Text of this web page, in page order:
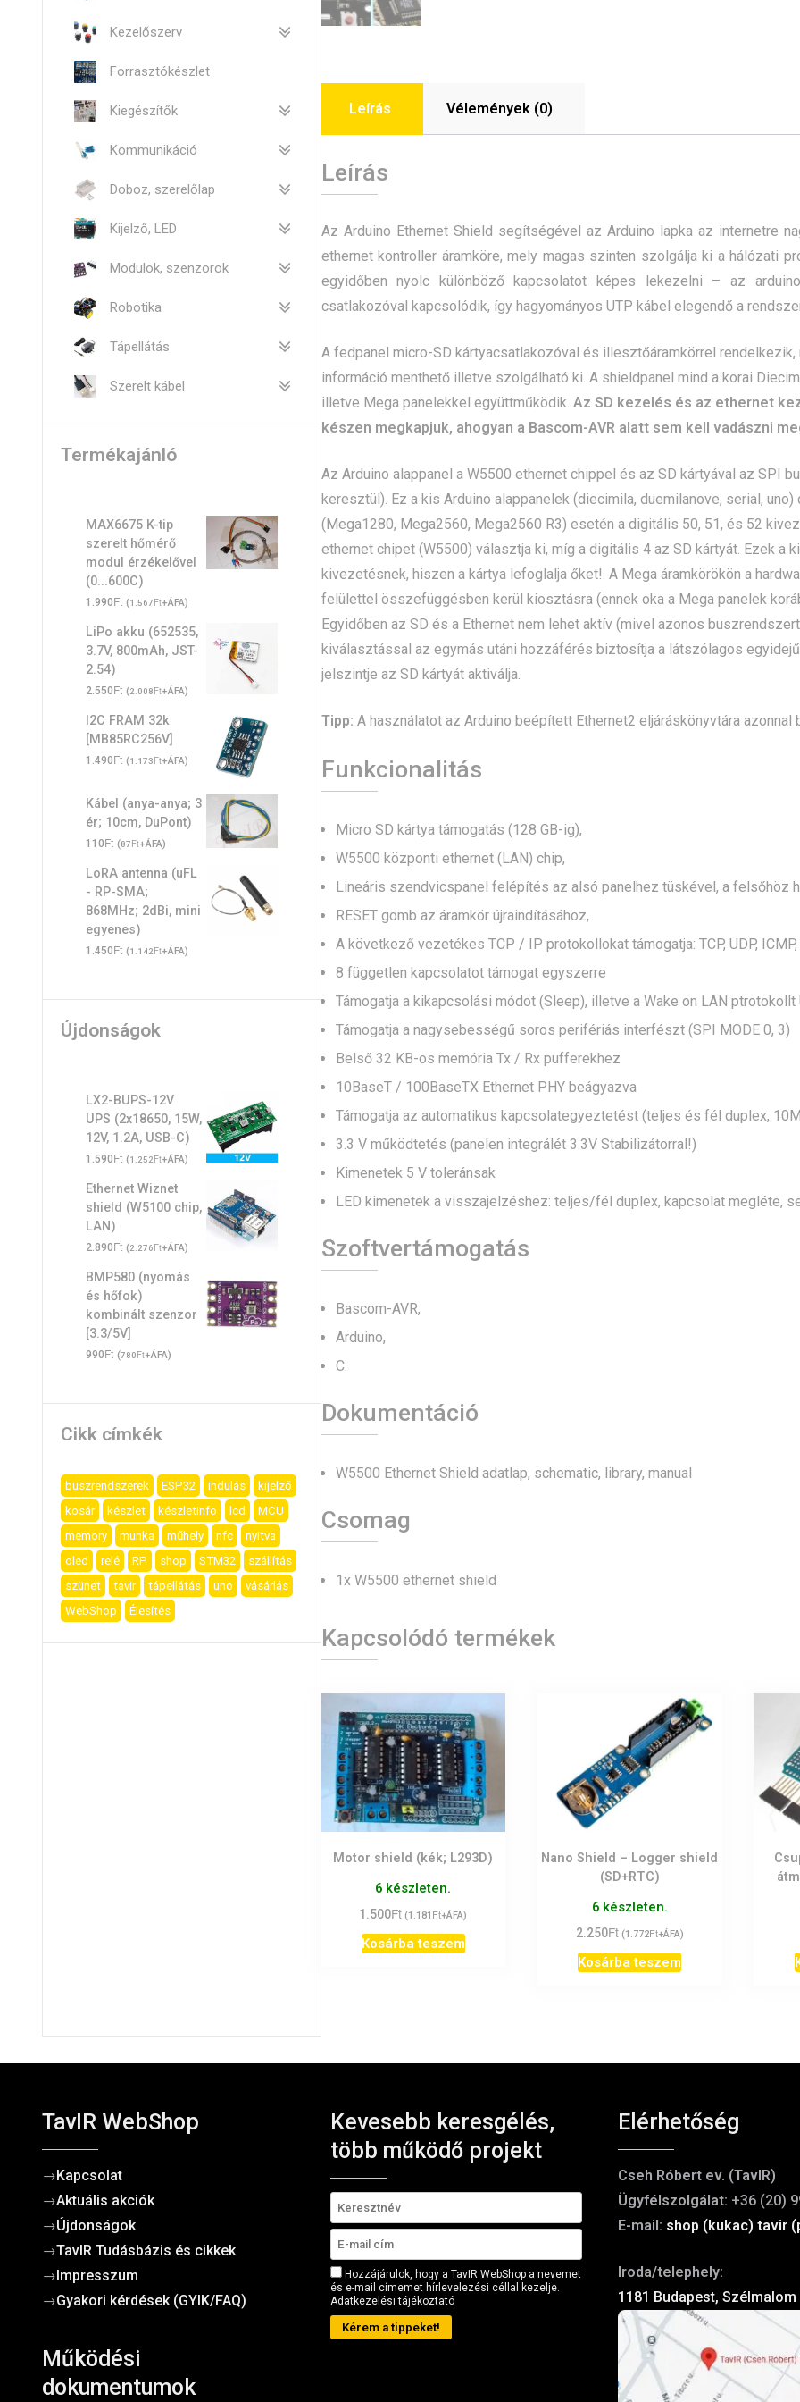
Leírás Vélemények (0)
Leírás
Az Arduino Ethernet Shield segítségével az Arduino lapka az internetre
ethernet kontroller áramköre, mely magas szinten szolgálja ki a hálózati
egyidőben nyolc különböző kapcsolatot képes lekezelni – az
csatlakozóval kapcsolódik, így hagyományos UTP kábel elegendő a
A fedpanel micro-SD kártyacsatlakozóval és illesztőáramkörrel
információ menthető illetve szolgálható ki. A shieldpanel mind a korai
illetve Mega panelekkel együttműködik. Az SD kezelés és az ethernet
készen megkapjuk, ahogyan a Bascom-AVR alatt sem kell vadászni
Az Arduino alappanel a W5500 ethernet chippel és az SD kártyával az SPI
keresztül). Ez a kis Arduino alappanelek (diecimila, duemilanove, serial,
(Mega1280, Mega2560, Mega2560 R3) esetén a digitális 50, 51, és 52
ethernet chipet (W5500) választja ki, míg a digitális 4 az SD kártyát. Ezek a
kivezetésnek, hiszen a kártya lefoglalja őket!. A Mega áramkörökön a
felülettel összefüggésben kerül kiosztásra (ennek oka a Mega panelek
Egyidőben az SD és a Ethernet nem lehet aktív (mivel azonos
kiválasztással az egymás utáni hozzáférés biztosítja a látszólagos
jelszintje az SD kártyát aktiválja.
Tipp: A használatot az Arduino beépített Ethernet2 eljáráskönyvtára azonnal
Funkcionalitás
Micro SD kártya támogatás (128 GB-ig),
W5500 központi ethernet (LAN) chip,
Lineáris szendvicspanel felépítés az alsó panelhez tüskével, a felsőhöz
RESET gomb az áramkör újraindításához,
A következő vezetékes TCP / IP protokollokat támogatja: TCP, UDP, ICMP,
8 független kapcsolatot támogat egyszerre
Támogatja a kikapcsolási módot (Sleep), illetve a Wake on LAN
Támogatja a nagysebességű soros perifériás interfészt (SPI MODE 0, 3)
Belső 32 KB-os memória Tx / Rx pufferekhez
10BaseT / 100BaseTX Ethernet PHY beágyazva
Támogatja az automatikus kapcsolategyeztetést (teljes és fél duplex,
3.3 V működtetés (panelen integrálét 3.3V Stabilizátorral!)
Kimenetek 5 V toleránsak
LED kimenetek a visszajelzéshez: teljes/fél duplex, kapcsolat megléte,
Szoftvertámogatás
Bascom-AVR,
Arduino,
C.
Dokumentáció
W5500 Ethernet Shield adatlap, schematic, library, manual
Csomag
1x W5500 ethernet shield
Kapcsolódó termékek
Motor shield (kék; L293D)
6 készleten.
1.500Ft (1.181 Ft+ÁFA)
Kosárba teszem
Nano Shield – Logger shield
(SD+RTC)
6 készleten.
2.250Ft (1.772Ft+ÁFA)
Kosárba teszem
Kezelőszerv
Forrasztókészlet
Kiegészítők
Kommunikáció
Doboz, szerelőlap
Kijelző, LED
Modulok, szenzorok
Robotika
Tápellátás
Szerelt kábel
Termékajánló
MAX6675 K-tip
szerelt hőmérő
modul érzékelővel
(0...600C)
1.990Ft (1.567Ft+ÁFA)
LiPo akku (652535,
3.7V, 800mAh, JST-
2.54)
2.550Ft (2.008Ft+ÁFA)
I2C FRAM 32k
[MB85RC256V]
1.490Ft (1.173Ft+ÁFA)
Kábel (anya-anya; 3
ér; 10cm, DuPont)
110Ft (87Ft+ÁFA)
LoRA antenna (uFL
- RP-SMA;
868MHz; 2dBi, mini
egyenes)
1.450Ft (1.142Ft+ÁFA)
Újdonságok
LX2-BUPS-12V
UPS (2x18650, 15W,
12V, 1.2A, USB-C)
1.590Ft (1.252Ft+ÁFA)
Ethernet Wiznet
shield (W5100 chip,
LAN)
2.890Ft (2.276Ft+ÁFA)
BMP580 (nyomás
és hőfok)
kombinált szenzor
[3.3/5V]
990Ft (780Ft+ÁFA)
Cikk címkék
buszrendszerek ESP32 indulás
kijelző
kosár
készlet készletinfo lcd
MCU
memory
munka műhely nfc
nyitva
oled
relé RP shop STM32
szállítás
szünet
tavir tápellátás uno
vásárlás
WebShop
Élesítés
TavIR WebShop
→Kapcsolat
→Aktuális akciók
→Újdonságok
→TavIR Tudásbázis és cikkek
→ Impresszum
→Gyakori kérdések (GYIK/FAQ)
Működési
dokumentumok
Kevesebb keresgélés,
több működő projekt
Hozzájárulok, hogy a TavIR WebShop a nevemet
és e-mail címemet hírlevelezési céllal kezelje.
Adatkezelési tájékoztató
Kérem a tippeket!
Elérhetőség
Cseh Róbert ev. (TavIR)
Ügyfélszolgálat: +36 (20)
E-mail: shop (kukac) tavir
Iroda/telephely:
1181 Budapest, Szélmalom